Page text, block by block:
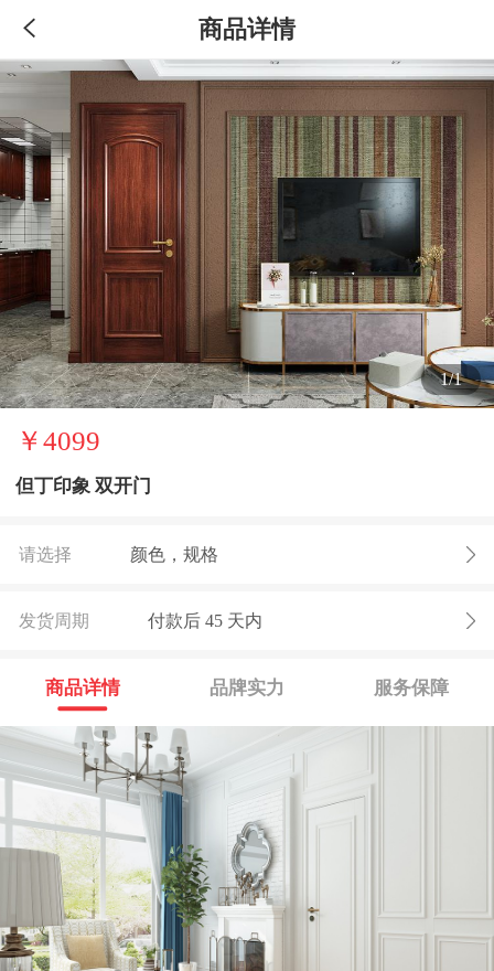
商品详情
1/1
￥4099
但丁印象 双开门
请选择 颜色，规格
发货周期 付款后45 天内
商品详情 品牌实力 服务保障